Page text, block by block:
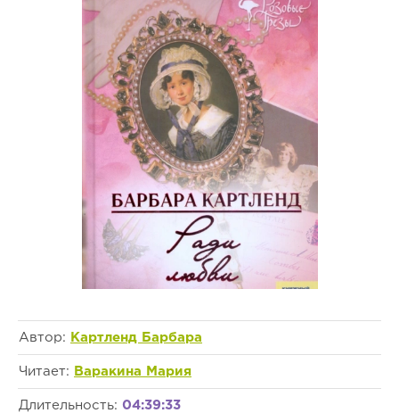
Автор: Картленд Барбара
Читает: Варакина Мария
Длительность: 04:39:33